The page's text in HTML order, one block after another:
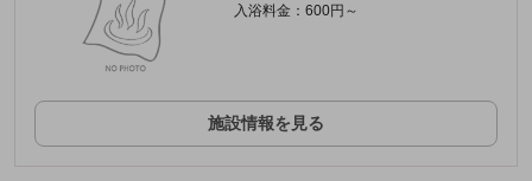
入浴料金：600円～
施設情報を見る